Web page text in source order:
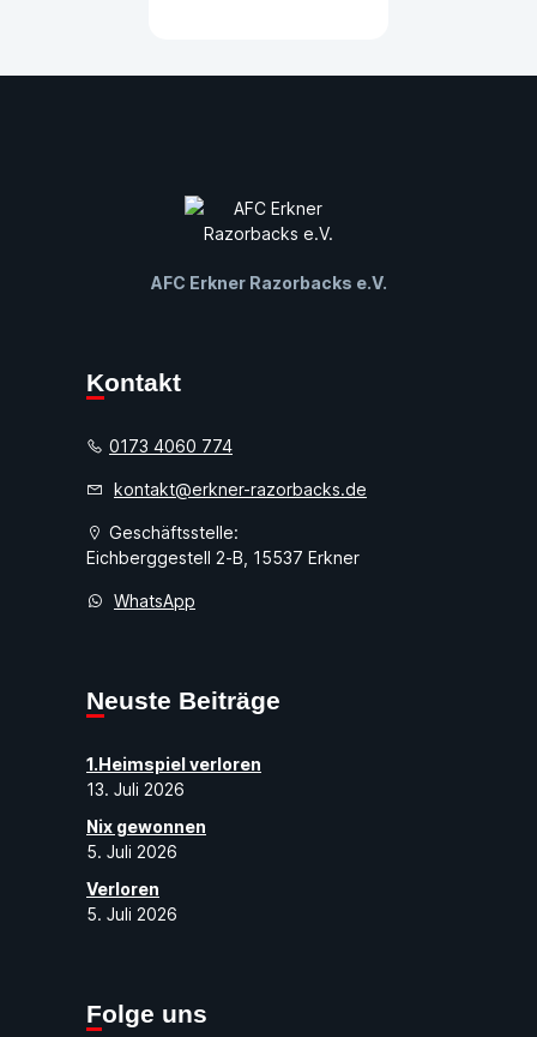
AFC Erkner Razorbacks e.V.
Kontakt
0173 4060 774
kontakt@erkner-razorbacks.de
Geschäftsstelle:
Eichberggestell 2-B, 15537 Erkner
WhatsApp
Neuste Beiträge
1.Heimspiel verloren
13. Juli 2026
Nix gewonnen
5. Juli 2026
Verloren
5. Juli 2026
Folge uns